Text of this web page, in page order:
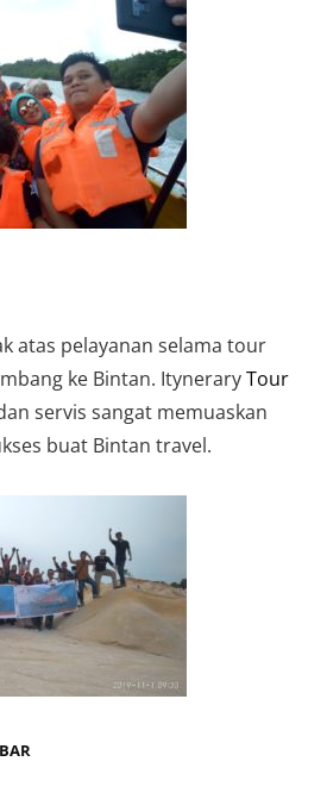
atas pelayanan selama tour
ke Bintan. ItyneraryTour
servis sangat memuaskan
buat Bintan travel.